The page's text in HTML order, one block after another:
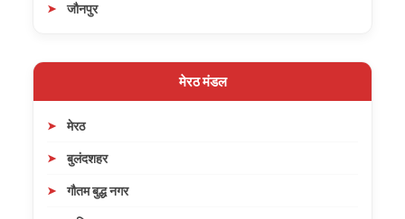
जौनपुर
मेरठ मंडल
मेरठ
बुलंदशहर
गौतम बुद्ध नगर